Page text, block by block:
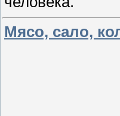
Мясо, сало,